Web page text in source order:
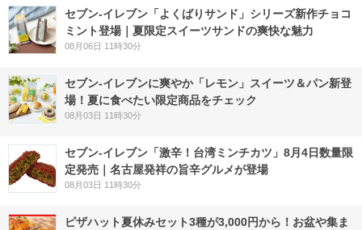
セブン‐イレブン「よくばりサンド」シリーズ新作チョコ
ミント登場｜夏限定スイーツサンドの爽快な魅力
08月06日 11時30分
セブン‐イレブンに爽やか「レモン」スイーツ＆パン新登
場！夏に食べたい限定商品をチェック
08月03日 11時30分
セブン-イレブン「激辛！台湾ミンチカツ」8月4日数量限
定発売｜名古屋発祥の旨辛グルメが登場
08月03日 11時30分
ピザハット夏休みセット3種が3,000円から！お盆や集ま